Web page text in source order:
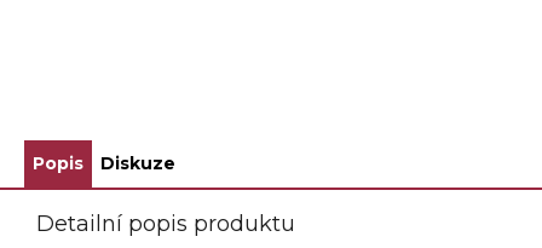
Popis Diskuze
Detailní popis produktu